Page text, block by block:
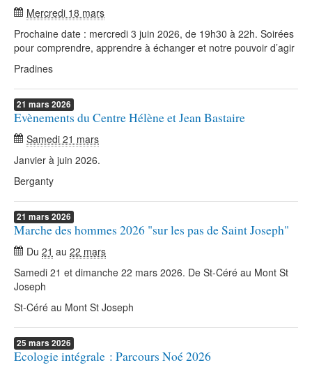
Mercredi 18 mars
Prochaine date : mercredi 3 juin 2026, de 19h30 à 22h. Soirées
pour comprendre, apprendre à échanger et notre pouvoir d’agir
Pradines
21 mars 2026
Evènements du Centre Hélène et Jean Bastaire
Samedi 21 mars
Janvier à juin 2026.
Berganty
21 mars 2026
Marche des hommes 2026 "sur les pas de Saint Joseph"
Du 21 au 22 mars
Samedi 21 et dimanche 22 mars 2026. De St-Céré au Mont St
Joseph
St-Céré au Mont St Joseph
25 mars 2026
Ecologie intégrale : Parcours Noé 2026